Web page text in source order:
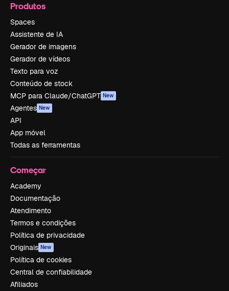
Produtos
Spaces
Assistente de IA
Gerador de imagens
Gerador de vídeos
Texto para voz
Conteúdo de stock
MCP para Claude/ChatGPT New
Agentes New
API
App móvel
Todas as ferramentas
Começar
Academy
Documentação
Atendimento
Termos e condições
Política de privacidade
Originais New
Política de cookies
Central de confiabilidade
Afiliados